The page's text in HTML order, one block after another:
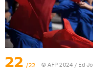
22 /22 © AFP 2024 / Ed